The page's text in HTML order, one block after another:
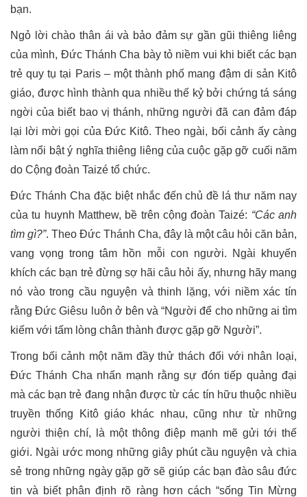
bạn.
Ngỏ lời chào thân ái và bảo đảm sự gần gũi thiêng liêng
của mình, Đức Thánh Cha bày tỏ niềm vui khi biết các bạn
trẻ quy tụ tại Paris – một thành phố mang đậm di sản Kitô
giáo, được hình thành qua nhiều thế kỷ bởi chứng tá sáng
ngời của biết bao vị thánh, những người đã can đảm đáp
lại lời mời gọi của Đức Kitô. Theo ngài, bối cảnh ấy càng
làm nổi bật ý nghĩa thiêng liêng của cuộc gặp gỡ cuối năm
do Cộng đoàn Taizé tổ chức.
Đức Thánh Cha đặc biệt nhắc đến chủ đề lá thư năm nay
của tu huynh Matthew, bề trên cộng đoàn Taizé: “Các anh
tìm gì?”. Theo Đức Thánh Cha, đây là một câu hỏi căn bản,
vang vọng trong tâm hồn mỗi con người. Ngài khuyến
khích các bạn trẻ đừng sợ hãi câu hỏi ấy, nhưng hãy mang
nó vào trong cầu nguyện và thinh lặng, với niềm xác tín
rằng Đức Giêsu luôn ở bên và “Người để cho những ai tìm
kiếm với tấm lòng chân thành được gặp gỡ Người”.
Trong bối cảnh một năm đầy thử thách đối với nhân loại,
Đức Thánh Cha nhấn mạnh rằng sự đón tiếp quảng đại
mà các bạn trẻ đang nhận được từ các tín hữu thuộc nhiều
truyền thống Kitô giáo khác nhau, cũng như từ những
người thiện chí, là một thông điệp mạnh mẽ gửi tới thế
giới. Ngài ước mong những giây phút cầu nguyện và chia
sẻ trong những ngày gặp gỡ sẽ giúp các bạn đào sâu đức
tin và biết phân định rõ ràng hơn cách “sống Tin Mừng